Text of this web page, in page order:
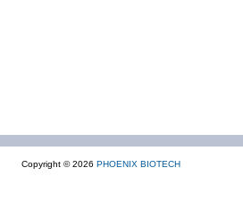
Copyright © 2026 PHOENIX BIOTECH